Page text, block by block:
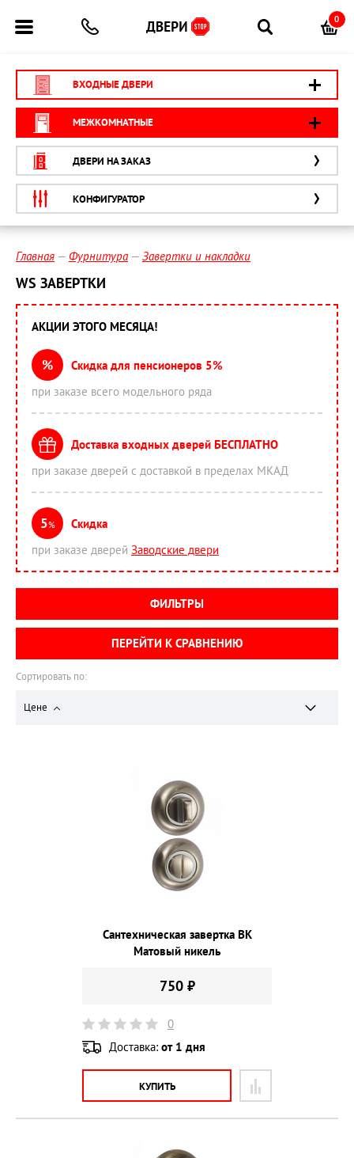
0
ВХОДНЫЕ ДВЕРИ
МЕЖКОМНАТНЫЕ
ДВЕРИ НА ЗАКАЗ
КОНФИГУРАТОР
Главная Фурнитура Завертки и накладки
WS ЗАВЕРТКИ
Сортировать по:
Цене
Сантехническая завертка BK
Матовый никель
750 ₽
0
Доставка: от 1 дня
КУПИТЬ
АКЦИИ ЭТОГО МЕСЯЦА!
%
Скидка для пенсионеров 5%
при заказе всего модельного ряда
Доставка входных дверей БЕСПЛАТНО
при заказе дверей с доставкой в пределах МКАД
5%
Скидка
при заказе дверей Заводские двери
ФИЛЬТРЫ
ПЕРЕЙТИ К СРАВНЕНИЮ